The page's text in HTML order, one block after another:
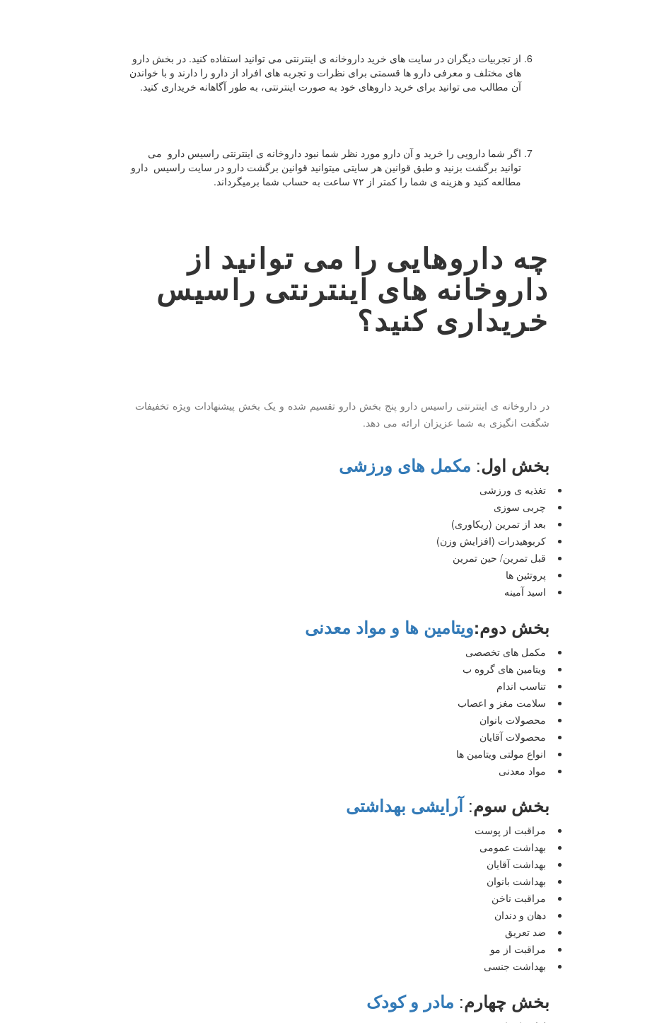
از تجربیات دیگران در سایت های خرید داروخانه ی اینترنتی می توانید استفاده کنید. در بخش دارو
های مختلف و معرفی دارو ها قسمتی برای نظرات و تجربه های افراد از دارو را دارند و با خواندن
آن مطالب می توانید برای خرید داروهای خود به صورت اینترنتی، به طور آگاهانه خریداری کنید.
اگر شما دارویی را خرید و آن دارو مورد نظر شما نبود داروخانه ی اینترنتی راسیس دارو می
توانید برگشت بزنید و طبق قوانین هر سایتی میتوانید قوانین برگشت دارو در سایت راسیس دارو
مطالعه کنید و هزینه ی شما را کمتر از ۷۲ ساعت به حساب شما برمیگرداند.
چه داروهایی را می توانید از
داروخانه های اینترنتی راسیس
خریداری کنید؟
در داروخانه ی اینترنتی راسیس دارو پنج بخش دارو تقسیم شده و یک بخش پیشنهادات ویژه تخفیفات
شگفت انگیزی به شما عزیزان ارائه می دهد.
بخش اول: مکمل های ورزشی
تغذیه ی ورزشی
چربی سوزی
بعد از تمرین (ریکاوری)
کربوهیدرات (افزایش وزن)
قبل تمرین/ حین تمرین
پروتئین ها
اسید آمینه
بخش دوم:ویتامین ها و مواد معدنی
مکمل های تخصصی
ویتامین های گروه ب
تناسب اندام
سلامت مغز و اعصاب
محصولات بانوان
محصولات آقایان
انواع مولتی ویتامین ها
مواد معدنی
بخش سوم:آرایشی بهداشتی
مراقبت از پوست
بهداشت عمومی
بهداشت آقایان
بهداشت بانوان
مراقبت ناخن
دهان و دندان
ضد تعریق
مراقبت از مو
بهداشت جنسی
بخش چهارم: مادر و کودک